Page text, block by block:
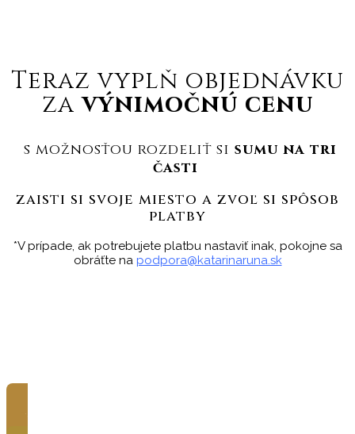
Teraz vyplň objednávku
zavýnimočnú cenu
s možnosťou rozdeliť si sumu na tri
časti
zaisti si svoje miesto a zvoľ si spôsob
platby
*V prípade, ak potrebujete platbu nastaviť inak, pokojne sa
obráťte na podpora@katarinaruna.sk
Jednorazová platba